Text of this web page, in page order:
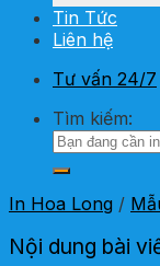
Tin Tức
Liên hệ
Tư vấn 24/7
Tìm kiếm:
In Hoa Long /
Nội dung bài